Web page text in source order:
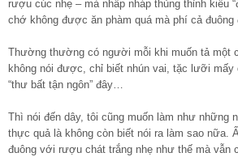
rượu cúc nhẹ – mà nhấp nháp thủng thỉnh kiểu
chớ không được ăn phàm quá mà phí cả đuông
Thường thường có người mỗi khi muốn tả một
không nói được, chỉ biết nhún vai, tặc lưỡi
“thư bất tận ngôn” đây…
Thì nói đến dây, tôi cũng muốn làm như những
thực quả là không còn biết nói ra làm sao nữa.
đuông với rượu chát trắng nhẹ như thế mà vẫn